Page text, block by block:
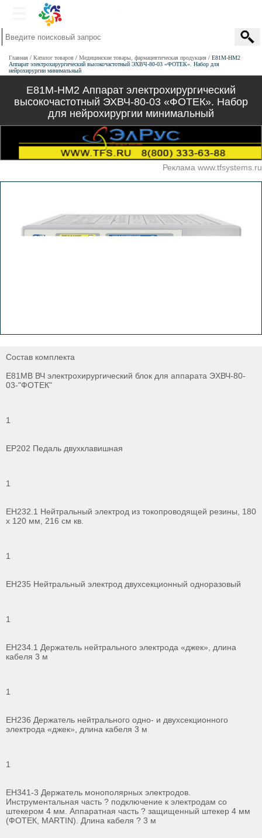
Главная Каталог товаров Медицинские товары, фармацевтическая продукция
Е81М-НМ2
Аппарат электрохирургический высокочастотный ЭХВЧ-80-03 «ФОТЕК». Набор для
нейрохирургии минимальный
Е81М-НМ2 Аппарат электрохирургический
высокочастотный ЭХВЧ-80-03 «ФОТЕК». Набор
для нейрохирургии минимальный
Реклама www.tfsystems.ru
Состав комплекта
Е81МВ ВЧ электрохирургический блок для аппарата ЭХВЧ-80-
03-"ФОТЕК"
1
ЕР202 Педаль двухклавишная
1
ЕН232.1 Нейтральный электрод из токопроводящей резины, 180
х 120 мм, 216 см кв.
1
ЕН235 Нейтральный электрод двухсекционный одноразовый
1
ЕН234.1 Держатель нейтрального электрода «джек», длина
кабеля 3 м
1
ЕН236 Держатель нейтрального одно- и двухсекционного
электрода «джек», длина кабеля 3 м
1
ЕН341-3 Держатель монополярных электродов.
Инструментальная часть ? подключение к электродам со
штекером 4 мм. Аппаратная часть ? защищенный штекер 4 мм
(ФОТЕК, MARTIN). Длина кабеля ? 3 м